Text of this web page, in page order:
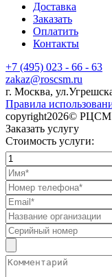
Доставка
Заказать
Оплатить
Контакты
+7 (495) 023 - 66 - 63
zakaz@roscsm.ru
г. Москва,
Правила
copyright2026© РЦСМ
Заказать услугу
Стоимость услуги: